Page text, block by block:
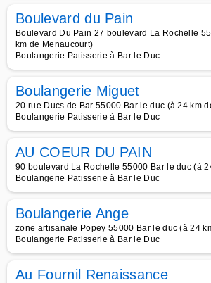
Boulevard du Pain
Boulevard Du Pain 27 boulevard La Rochelle
km de Menaucourt)
Boulangerie Patisserie à Bar le Duc
Boulangerie Miguet
20 rue Ducs de Bar 55000 Bar le duc (à 24 km
Boulangerie Patisserie à Bar le Duc
AU COEUR DU PAIN
90 boulevard La Rochelle 55000 Bar le duc (à
Boulangerie Patisserie à Bar le Duc
Boulangerie Ange
zone artisanale Popey 55000 Bar le duc (à 24
Boulangerie Patisserie à Bar le Duc
Au Fournil Renaissance